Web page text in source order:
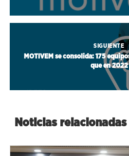
SIGUIENTE
MOTIVEM se consolida: 175
que en 2022
Noticias relacionadas